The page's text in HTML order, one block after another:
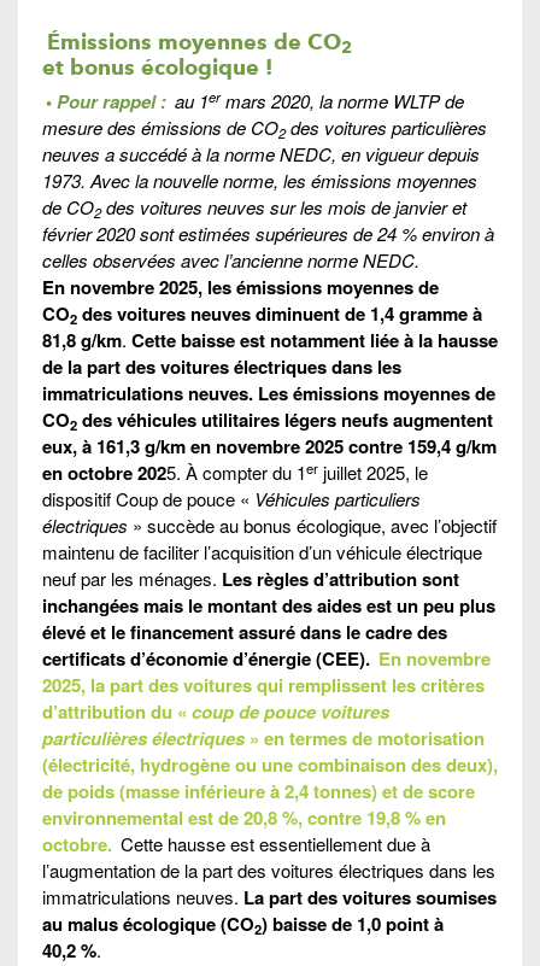
Émissions moyennes de CO2
et bonus écologique !
•Pour rappel : au 1ermars 2020, la norme WLTP de
mesure des émissions de CO2des voitures particulières
neuves a succédé à la norme NEDC, en vigueur depuis
1973. Avec la nouvelle norme, les émissions moyennes
de CO2des voitures neuves sur les mois de janvier et
février 2020 sont estimées supérieures de 24 % environ à
celles observées avec l’ancienne norme NEDC.
En novembre 2025, les émissions moyennes de
CO2 des voitures neuves diminuent de 1,4 gramme à
81,8 g/km. Cette baisse est notamment liée à la hausse
de la part des voitures électriques dans les
immatriculations neuves. Les émissions moyennes de
CO2 des véhicules utilitaires légers neufs augmentent
eux, à 161,3 g/km en novembre 2025 contre 159,4 g/km
en octobre 2025. À compter du 1er juillet 2025, le
dispositif Coup de pouce « Véhicules particuliers
électriques » succède au bonus écologique, avec l’objectif
maintenu de faciliter l’acquisition d’un véhicule électrique
neuf par les ménages. Les règles d’attribution sont
inchangées mais le montant des aides est un peu plus
élevé et le financement assuré dans le cadre des
certificats d’économie d’énergie (CEE). En novembre
2025, la part des voitures qui remplissent les critères
d’attribution du « coup de pouce voitures
particulières électriques» en termes de motorisation
(électricité, hydrogène ou une combinaison des deux),
de poids (masse inférieure à 2,4 tonnes) et de score
environnemental est de 20,8 %, contre 19,8 % en
octobre. Cette hausse est essentiellement due à
l’augmentation de la part des voitures électriques dans les
immatriculations neuves. La part des voitures soumises
au malus écologique (CO2) baisse de 1,0 point à
40,2 %.